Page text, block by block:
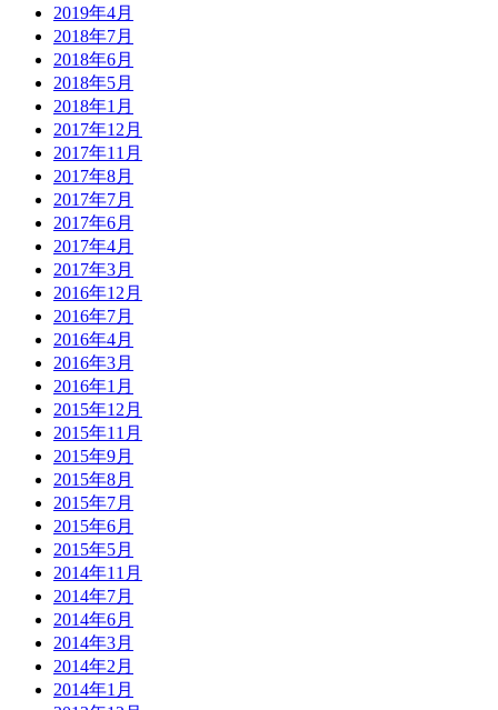
2019年4月
2018年7月
2018年6月
2018年5月
2018年1月
2017年12月
2017年11月
2017年8月
2017年7月
2017年6月
2017年4月
2017年3月
2016年12月
2016年7月
2016年4月
2016年3月
2016年1月
2015年12月
2015年11月
2015年9月
2015年8月
2015年7月
2015年6月
2015年5月
2014年11月
2014年7月
2014年6月
2014年3月
2014年2月
2014年1月